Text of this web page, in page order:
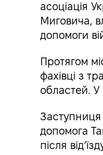
асоціація
Миговича,
допомоги
Протягом
фахівці з
областей. У
Заступниця
допомога
після